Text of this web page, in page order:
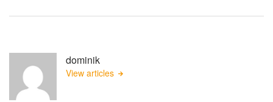
dominik
View articles